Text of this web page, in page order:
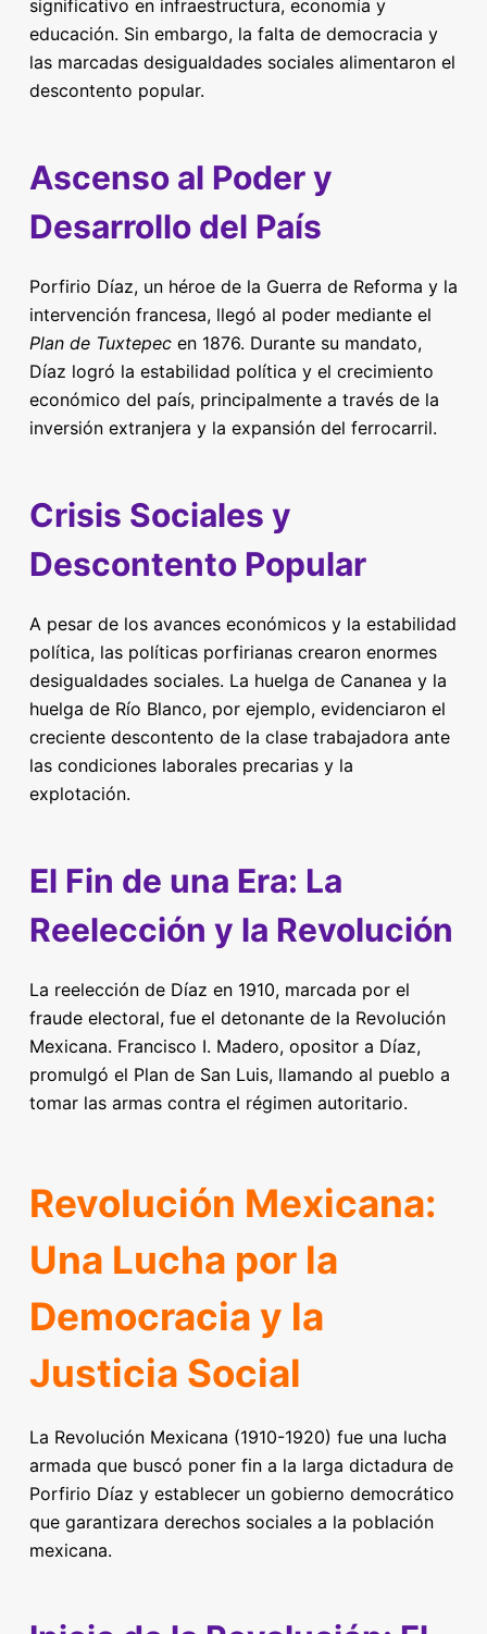
significativo en infraestructura, economía y
educación. Sin embargo, la falta de democracia y
las marcadas desigualdades sociales alimentaron el
descontento popular.
Ascenso al Poder y
Desarrollo del País
Porfirio Díaz, un héroe de la Guerra de Reforma y la
intervención francesa, llegó al poder mediante el
Plan de Tuxtepecen 1876. Durante su mandato,
Díaz logró la estabilidad política y el crecimiento
económico del país, principalmente a través de la
inversión extranjera y la expansión del ferrocarril.
Crisis Sociales y
Descontento Popular
A pesar de los avances económicos y la estabilidad
política, las políticas porfirianas crearon enormes
desigualdades sociales. La huelga de Cananea y la
huelga de Río Blanco, por ejemplo, evidenciaron el
creciente descontento de la clase trabajadora ante
las condiciones laborales precarias y la
explotación.
El Fin de una Era: La
Reelección y la Revolución
La reelección de Díaz en 1910, marcada por el
fraude electoral, fue el detonante de la Revolución
Mexicana. Francisco I. Madero, opositor a Díaz,
promulgó el Plan de San Luis, llamando al pueblo a
tomar las armas contra el régimen autoritario.
Revolución Mexicana:
Una Lucha por la
Democracia y la
Justicia Social
La Revolución Mexicana (1910-1920) fue una lucha
armada que buscó poner fin a la larga dictadura de
Porfirio Díaz y establecer un gobierno democrático
que garantizara derechos sociales a la población
mexicana.